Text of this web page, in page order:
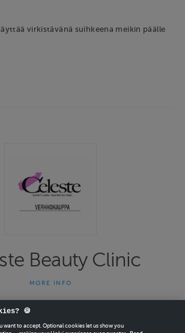
virkistävänä suihkeena meikin päälle
Beauty Clinic
hoidoissa on ihon, kehon ja mielen
Tämän tavoitteen saavuttamisen
uusinta tuotekehittelyä ja
MORE INFO
🍪
want to accept. Optional cookies let us show you